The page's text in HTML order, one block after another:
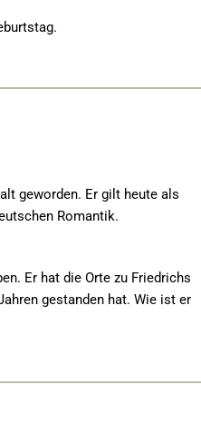
geworden. Er gilt heute als
Romantik.
Er hat die Orte zu Friedrichs
gestanden hat. Wie ist er